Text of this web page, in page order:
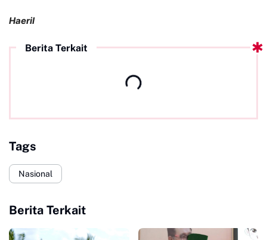
Haeril
Berita Terkait
Tags
Nasional
Berita Terkait